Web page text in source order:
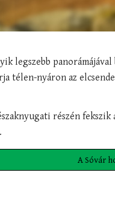
legszebb
télen-nyáron az
részén fekszik
A Sóvár